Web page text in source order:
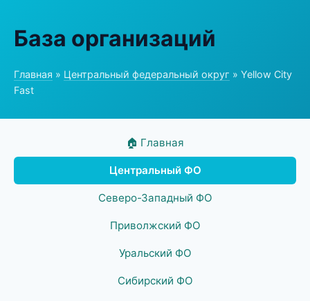
База организаций
Главная » Центральный федеральный округ » Yellow City
Fast
🏠 Главная
Центральный ФО
Северо-Западный ФО
Приволжский ФО
Уральский ФО
Сибирский ФО